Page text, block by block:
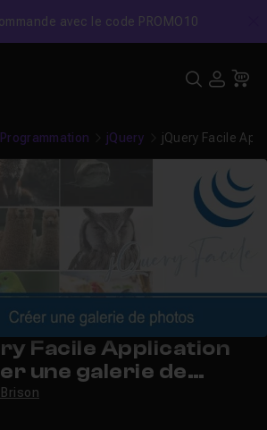
avec le code PROMO10
Programmation jQuery jQuery Facile
Facile Application
une galerie de